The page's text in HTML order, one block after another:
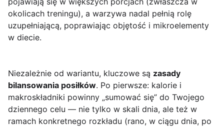
okolicach treningu), a warzywa nadal pełnią rolę
uzupełniającą, poprawiając objętość i mikroelementy
w diecie.
Niezależnie od wariantu, kluczowe są zasady
bilansowania posiłków. Po pierwsze: kalorie i
makroskładniki powinny „sumować się” do Twojego
dziennego celu — nie tylko w skali dnia, ale też w
ramach konkretnego rozkładu (rano, w ciągu dnia, po